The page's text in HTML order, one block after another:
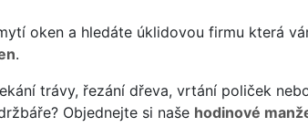
oken a hledáte úklidovou firmu která
.
trávy, řezání dřeva, vrtání poliček
Objednejte si naše hodinové